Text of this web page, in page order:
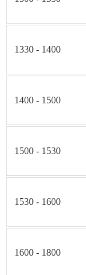
1330 - 1400
1400 - 1500
1500 - 1530
1530 - 1600
1600 - 1800